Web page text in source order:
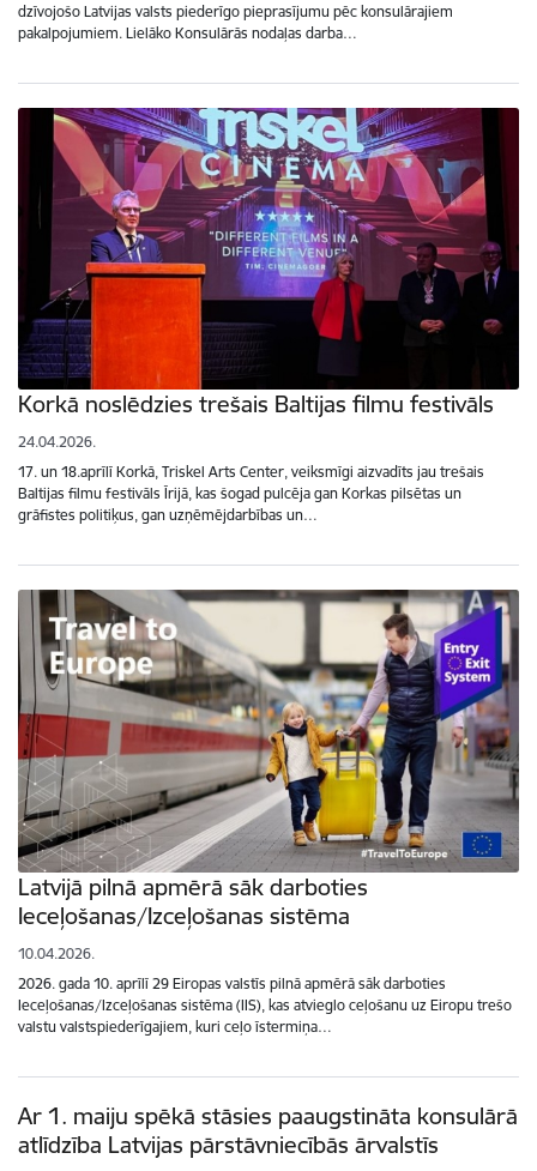
dzīvojošo Latvijas valsts piederīgo pieprasījumu pēc konsulārajiem
pakalpojumiem. Lielāko Konsulārās nodaļas darba…
Korkā noslēdzies trešais Baltijas filmu festivāls
24.04.2026.
17. un 18.aprīlī Korkā, Triskel Arts Center, veiksmīgi aizvadīts jau trešais
Baltijas filmu festivāls Īrijā, kas šogad pulcēja gan Korkas pilsētas un
grāfistes politiķus, gan uzņēmējdarbības un…
Latvijā pilnā apmērā sāk darboties
Ieceļošanas/Izceļošanas sistēma
10.04.2026.
2026. gada 10. aprīlī 29 Eiropas valstīs pilnā apmērā sāk darboties
Ieceļošanas/Izceļošanas sistēma (IIS), kas atvieglo ceļošanu uz Eiropu trešo
valstu valstspiederīgajiem, kuri ceļo īstermiņa…
Ar 1. maiju spēkā stāsies paaugstināta konsulārā
atlīdzība Latvijas pārstāvniecībās ārvalstīs